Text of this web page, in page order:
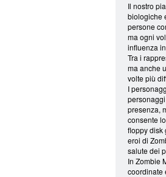
Il nostro
biologiche
persone
ma ogni
influenza
Tra i
ma anche
volte più
I
presenza,
consente
floppy disk
eroi di
salute dei
In Zombie
coordinate